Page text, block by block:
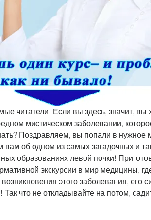
читатели! Если вы здесь, значит, вы
мистическом заболевании,
Поздравляем, вы попали в нужное
об одном из самых загадочных и
образованиях левой почки!
экскурсии в мир медицины,
этого заболевания, его
Так что не откладывайте на потом,